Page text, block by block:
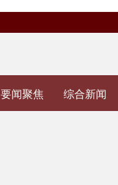
要闻聚焦 综合新闻